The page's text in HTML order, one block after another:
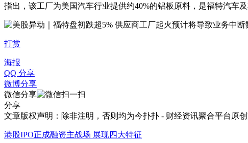
指出，该工厂为美国汽车行业提供约40%的铝板原料，是福特汽车
打赏
海报
QQ 分享
微博分享
微信分享
分享
文章版权声明：除非注明，否则均为今扑扑 - 财经资讯聚合平台 原
港股IPO正成融资主战场 展现四大特征